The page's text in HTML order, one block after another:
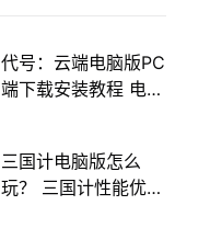
代号：云端电脑版PC
端下载安装教程 电脑
三国计电脑版怎么
玩？ 三国计性能优化